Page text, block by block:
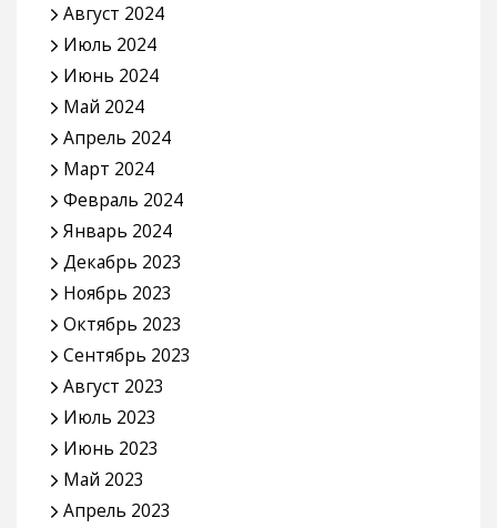
Август 2024
Июль 2024
Июнь 2024
Май 2024
Апрель 2024
Март 2024
Февраль 2024
Январь 2024
Декабрь 2023
Ноябрь 2023
Октябрь 2023
Сентябрь 2023
Август 2023
Июль 2023
Июнь 2023
Май 2023
Апрель 2023